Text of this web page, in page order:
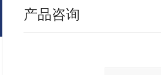
产品咨询